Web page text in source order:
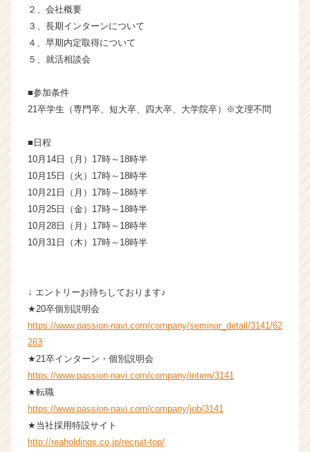
r）
２、会社概要
３、長期インターンについて
４、早期内定取得について
５、就活相談会
■参加条件
21卒学生（専門卒、短大卒、四大卒、大学院卒）※文理不問
■日程
10月14日（月）17時～18時半
10月15日（火）17時～18時半
10月21日（月）17時～18時半
10月25日（金）17時～18時半
10月28日（月）17時～18時半
10月31日（木）17時～18時半
↓ エントリーお待ちしております♪
★20卒個別説明会
https://www.passion-navi.com/company/seminar_detail/3141/62
263
★21卒インターン・個別説明会
https://www.passion-navi.com/company/intern/3141
★転職
https://www.passion-navi.com/company/job/3141
★当社採用特設サイト
http://reaholdings.co.jp/recruit-top/